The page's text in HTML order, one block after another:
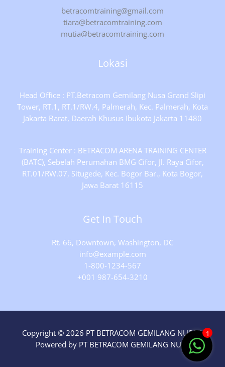
betracomtraining@gmail.com
tiara@betracomtraining.com
mutia@betracomtraining.com
Lokasi
Head Office : PT.Betracom Gemilang Nusa Grand Slipi
Tower, RT.1, RT.1/RW.4, Palmerah, Kec. Palmerah, Kota
Jakarta Barat, Daerah Khusus Ibukota Jakarta 11480
Training Center : BETRACOM ARENA TRAINING CENTER
(BATC), Sebelah Perumahan BMG Cifor, Jl. Raya Cifor,
RT.01/RW.07, Situgede, Kec. Bogor Bar., Kota Bogor,
Jawa Barat 16115
Get In Touch
Rt. 66, Downtown, Washington, DC
info@example.com​
1-800-1234-567
+001 987-654-3210
Copyright © 2026 PT BETRACOM GEMILANG NUSA |
Powered by PT BETRACOM GEMILANG NUSA
1